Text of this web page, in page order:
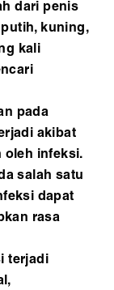
dari penis
kuning,
kali
pada
akibat
oleh infeksi.
salah satu
dapat
rasa
terjadi